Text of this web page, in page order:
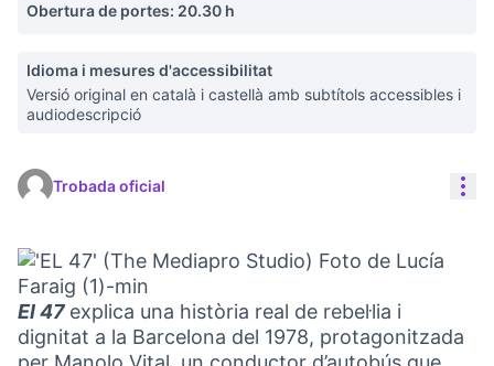
Obertura de portes: 20.30 h
Idioma i mesures d'accessibilitat
Versió original en català i castellà amb subtítols accessibles i
audiodescripció
Trobada oficial
El 47 explica una història real de rebel·lia i
dignitat a la Barcelona del 1978, protagonitzada